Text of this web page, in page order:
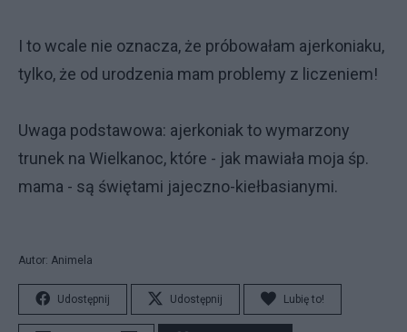
I to wcale nie oznacza, że próbowałam ajerkoniaku,
tylko, że od urodzenia mam problemy z liczeniem!
Uwaga podstawowa: ajerkoniak to wymarzony
trunek na Wielkanoc, które - jak mawiała moja śp.
mama - są świętami jajeczno-kiełbasianymi.
Autor: Animela
Udostępnij Udostępnij Lubię to!